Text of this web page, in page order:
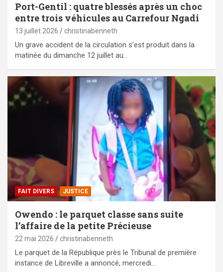
Port-Gentil : quatre blessés après un choc
entre trois véhicules au Carrefour Ngadi
13 juillet 2026 christinabenneth
Un grave accident de la circulation s’est produit dans la
matinée du dimanche 12 juillet au…
FAIT DIVERS JUSTICE
Owendo : le parquet classe sans suite
l’affaire de la petite Précieuse
22 mai 2026 christinabenneth
Le parquet de la République près le Tribunal de première
instance de Libreville a annoncé, mercredi…